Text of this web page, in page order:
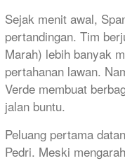
Sejak menit awal,
pertandingan. Tim
Marah) lebih banyak
pertahanan lawan.
Verde membuat
jalan buntu.
Peluang pertama
Pedri. Meski